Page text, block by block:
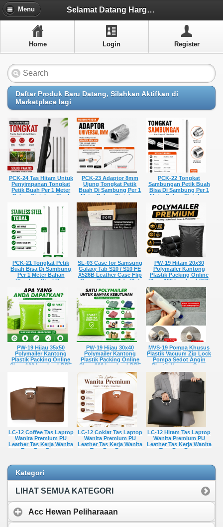
Selamat Datang HargaGrosiran.com - Versi 2.2.
Home Login Register
Menu
Daftar Produk Baru Datang, Silahkan Aktifkan di
Marketplace lagi
PCK-24 Tas Hitam Untuk
Penyimpanan Tongkat
Petik Buah Per 1 Meter
Bahan Stainless Steel
Sabit Jaring Buat Kait
Cocok Berkebun
Rp 19.950,-
PCK-23 Adaptor 8mm
Ujung Tongkat Petik
Buah Di Sambung Per 1
Meter Bahan Stainless
Steel Bisa Pasang
Gergaji Sabit Jaring Buat
Kait Cocok Berkebun
Rp 13.510,-
PCK-22 Tongkat
Sambungan Petik Buah
Bisa Di Sambung Per 1
Meter Bahan Stainless
Gergaji Sabit Jaring Buat
Kait Cocok Berkebun
Rp 45.150,-
PCK-21 Tongkat Petik
Buah Bisa Di Sambung
Per 1 Meter Bahan
Stainless Steel Bisa
Jaring Buat Kait Cocok
Berkebun
Rp 50.120,-
SL-03 Case for Samsung
Galaxy Tab S10 / S10 FE
X526B Leather Case Flip
Cover Sarung Ada Slot
Rp 110.040,-
PW-19 Hitam 20x30
Polymailer Kantong
Plastik Packing Online
Shop 100 Lembar LDPE
Premium Tebal Glossy
Anti Air Perekat Kuat
Rp 280,-
PW-19 Hijau 35x50
Polymailer Kantong
Plastik Packing Online
Shop 100 Lembar LDPE
PW-19 Hijau 30x40
Polymailer Kantong
Plastik Packing Online
Shop 100 Lembar LDPE
Premium Tebal Glossy
Anti Air Perekat Kuat
Rp 560,-
MVS-19 Pompa Khusus
Plastik Vacuum Zip Lock
Pompa Sedot Angin
Plastik Vacuum Sous
Vide cooking Embossed
Seal Bisa Rechargeable
Rp 148.000,-
LC-12 Coffee Tas Laptop
Wanita Premium PU
Leather Tas Kerja Wanita
Tote Bag Besar
LC-12 Coklat Tas Laptop
Wanita Premium PU
Leather Tas Kerja Wanita
Tote Bag Besar
LC-12 Hitam Tas Laptop
Wanita Premium PU
Leather Tas Kerja Wanita
Tote Bag Besar
Kategori
LIHAT SEMUA KATEGORI
Acc Hewan Peliharaaan
Menu
Artikel
Layanan Pelangan
FAQ
Info Dropship
New Arrivals
Out of Stock
Contact Us